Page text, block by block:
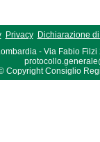
Privacy
Dichiarazione
- Via Fabio Filzi
Copyright Consiglio